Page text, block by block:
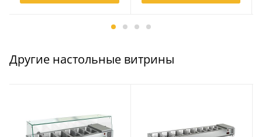
Другие настольные витрины